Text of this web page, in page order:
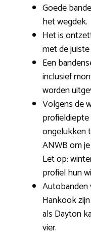
Goede
het wegdek.
Het is
met de
Een
inclusief
worden
Volgens de
profieldiepte
ongelukken
ANWB om
Let op:
profiel hun
Autobanden
Hankook
als Dayton
vier.